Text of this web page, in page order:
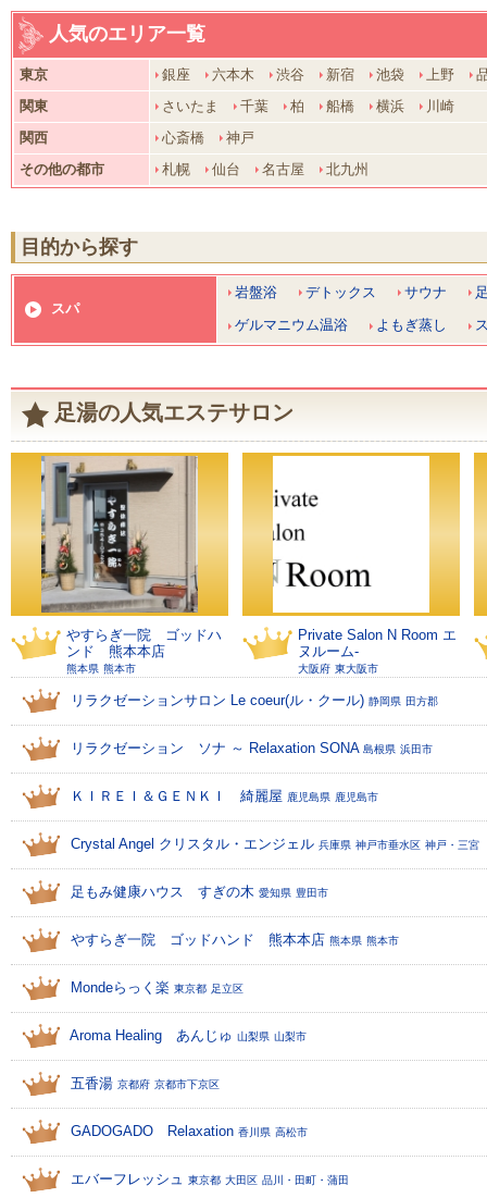
人気のエリア一覧
東京 銀座 六本木 渋谷 新宿 池袋 上野
関東
さいたま 千葉 柏 船橋 横浜
川崎
関西
心斎橋
神戸
その他の都市
札幌 仙台 名古屋 北九州
目的から探す
スパ
岩盤浴 デトックス サウナ
ゲルマニウム温浴 よもぎ蒸し
足湯の人気エステサロン
やすらぎ一院 ゴッドハ
ンド 熊本本店
熊本県 熊本市
Private Salon N Room エ
ヌルーム-
大阪府 東大阪市
リラクゼーションサロン Le coeur(ル・クール) 静岡県 田方郡
リラクゼーション ソナ ～ Relaxation SONA 島根県 浜田市
ＫＩＲＥＩ＆ＧＥＮＫＩ 綺麗屋 鹿児島県 鹿児島市
Crystal Angel クリスタル・エンジェル 兵庫県 神戸市垂水区 神戸・三宮
足もみ健康ハウス すぎの木 愛知県 豊田市
やすらぎ一院 ゴッドハンド 熊本本店 熊本県 熊本市
Mondeらっく楽 東京都 足立区
Aroma Healing あんじゅ 山梨県 山梨市
五香湯 京都府 京都市下京区
GADOGADO Relaxation 香川県 高松市
エバーフレッシュ 東京都 大田区 品川・田町・蒲田